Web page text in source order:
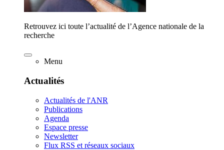
Retrouvez ici toute l’actualité de l’Agence nationale de la
recherche
Menu
Actualités
Actualités de l'ANR
Publications
Agenda
Espace presse
Newsletter
Flux RSS et réseaux sociaux